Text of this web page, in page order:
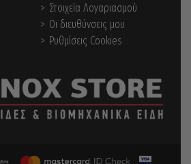
Στοιχεία Λογαριασμού
Οι διευθύνσεις μου
Ρυθμίσεις Cookies